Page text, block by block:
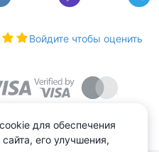
Войдите чтобы оценить
для обеспечения
его улучшения,